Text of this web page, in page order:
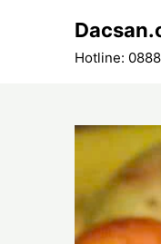
Hotline: